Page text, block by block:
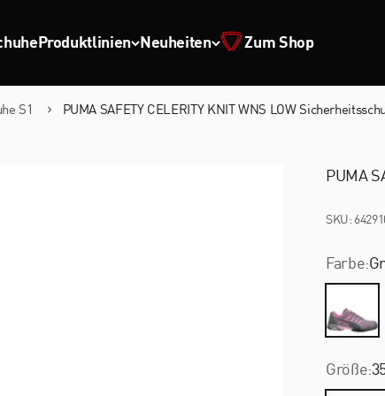
Produktlinien Neuheiten Zum Shop
S1 PUMA SAFETY CELERITY KNIT WNS LOW
PUMA
SKU:
Farbe:
Größe: